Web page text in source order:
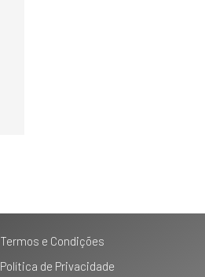
Termos e Condições
Política de Privacidade